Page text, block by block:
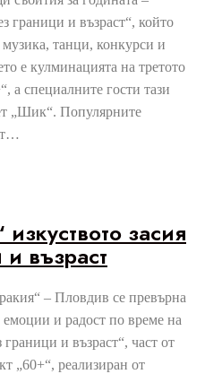
граници и възраст“, който
танци, конкурси и
е кулминацията на третото
а специалните гости тази
„Шик“. Популярните
засия
възраст
– Пловдив се превърна
и радост по време на
и възраст“, част от
„60+“, реализиран от